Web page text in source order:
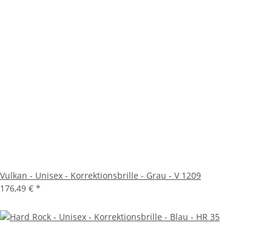
Vulkan - Unisex - Korrektionsbrille - Grau - V 1209
176,49 € *